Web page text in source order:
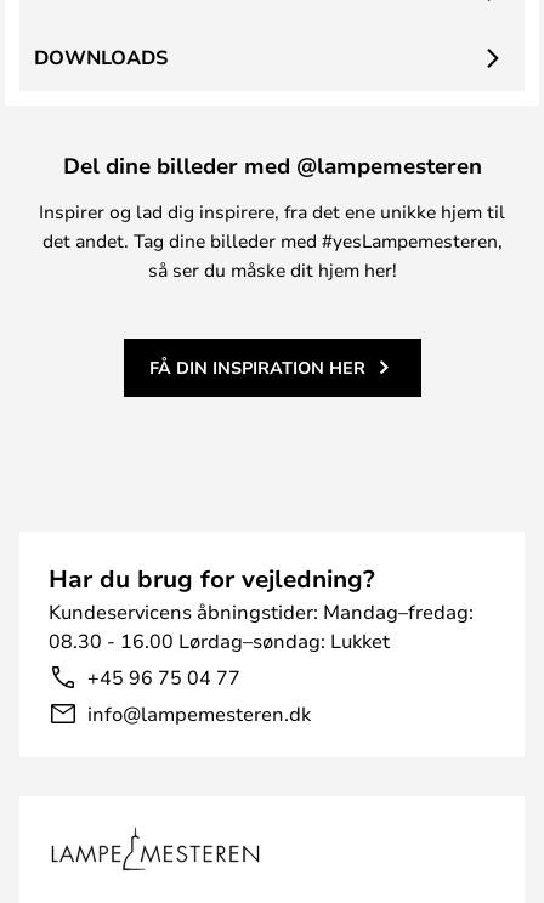
DOWNLOADS
Del dine billeder med @lampemesteren
Inspirer og lad dig inspirere, fra det ene unikke hjem til
det andet. Tag dine billeder med #yesLampemesteren,
så ser du måske dit hjem her!
FÅ DIN INSPIRATION HER
Har du brug for vejledning?
Kundeservicens åbningstider: Mandag–fredag:
08.30 - 16.00 Lørdag–søndag: Lukket
+45 96 75 04 77
info@lampemesteren.dk